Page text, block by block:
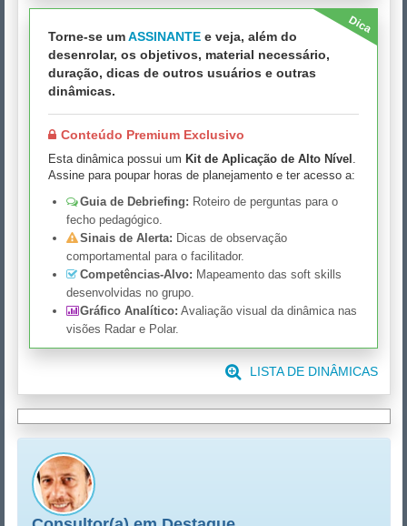
Dica
Torne-se umASSINANTE e veja, além do
desenrolar, os objetivos, material necessário,
duração, dicas de outros usuários e outras
dinâmicas.
Conteúdo Premium Exclusivo
Esta dinâmica possui um Kit de Aplicação de Alto Nível .
Assine para poupar horas de planejamento e ter acesso a:
Guia de Debriefing: Roteiro de perguntas para o
fecho pedagógico.
Sinais de Alerta: Dicas de observação
comportamental para o facilitador.
Competências-Alvo: Mapeamento das soft skills
desenvolvidas no grupo.
Gráfico Analítico: Avaliação visual da dinâmica nas
visões Radar e Polar.
LISTA DE DINÂMICAS